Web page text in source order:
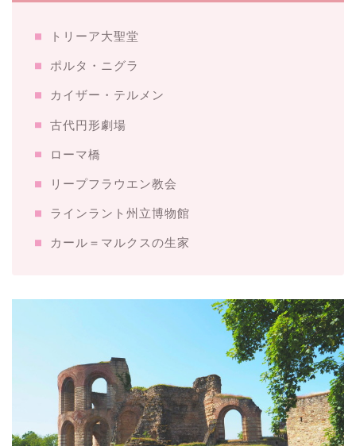
トリーア大聖堂
ポルタ・ニグラ
カイザー・テルメン
古代円形劇場
ローマ橋
リープフラウエン教会
ラインラント州立博物館
カール＝マルクスの生家